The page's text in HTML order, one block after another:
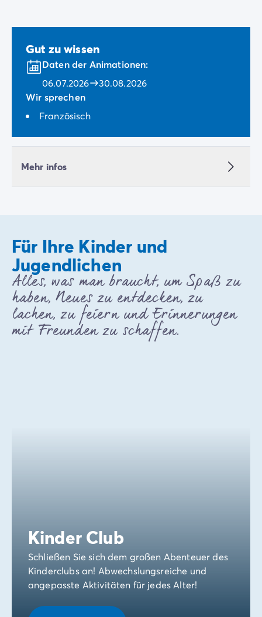
Gut zu wissen
Daten der Animationen:
06.07.2026
30.08.2026
Wir sprechen
Französisch
Mehr infos
Für Ihre Kinder und
Jugendlichen
Alles, was man braucht, um Spaß zu
haben, Neues zu entdecken, zu
lachen, zu feiern und Erinnerungen
mit Freunden zu schaffen.
Kinder Club
Schließen Sie sich dem großen Abenteuer des
Kinderclubs an! Abwechslungsreiche und
angepasste Aktivitäten für jedes Alter!